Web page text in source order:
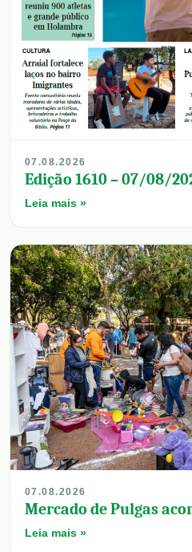
07.08.2026
Edição 1610 – 07/08/
Leia mais »
07.08.2026
Mercado de Pulgas
Leia mais »